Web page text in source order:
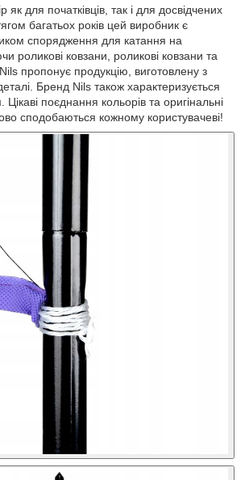
як для початківців, так і для досвідчених
багатьох років цей виробник є
спорядження для катання на
роликові ковзани, роликові ковзани та
пропонує продукцію, виготовлену з
Бренд Nils також характеризується
поєднання кольорів та оригінальні
сподобаються кожному користувачеві!